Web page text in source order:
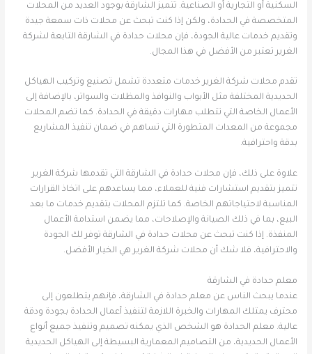
السكنية أو التجارية أو الصناعية. تتميز الشارقة بوجود العديد من المحلات
المتخصصة في الحدادة، ولكن إذا كنت تبحث عن محلات ذات سمعة جيدة
وتقديم خدمات عالية الجودة، فإن محلات حدادة في الشارقة التابعة لشركة
الغرير تعتبر من الأفضل في هذا المجال.
تقدم محلات شركة الغرير خدمات متعددة تشمل تصنيع وتركيب الهياكل
الحديدية المختلفة مثل الأبواب والنوافذ والمظلات والسواتر، بالإضافة إلى
الأعمال الخاصة التي تتطلب مهارات دقيقة في الحدادة. كما تضم المحلات
مجموعة من المعدات المتطورة التي تساهم في ضمان تنفيذ المشاريع
بدقة واحترافية.
علاوة على ذلك، فإن محلات حدادة في الشارقة التي تقدمها شركة الغرير
تتميز بتقديم استشارات فنية للعملاء، مما يساعدهم على اتخاذ القرارات
المناسبة لاحتياجاتهم الخاصة. كما تلتزم المحلات بتقديم خدمات ما بعد
البيع، بما في ذلك الصيانة والإصلاحات، مما يضمن استدامة الأعمال
المنفذة. إذا كنت تبحث عن محلات حدادة في الشارقة توفر لك الجودة
والاحترافية، فلا شك أن محلات شركة الغرير هي الخيار الأفضل.
معلم حدادة في الشارقة
عندما يبحث الناس عن معلم حدادة في الشارقة، فإنهم يتطلعون إلى
محترف يمتلك المهارات والخبرة اللازمة لتنفيذ أعمال الحدادة بجودة ودقة
عالية. معلم الحدادة هو الشخص الذي يمكنه تصميم وتنفيذ جميع أنواع
الأعمال الحديدية، من التصاميم المعمارية البسيطة إلى الهياكل الحديدية